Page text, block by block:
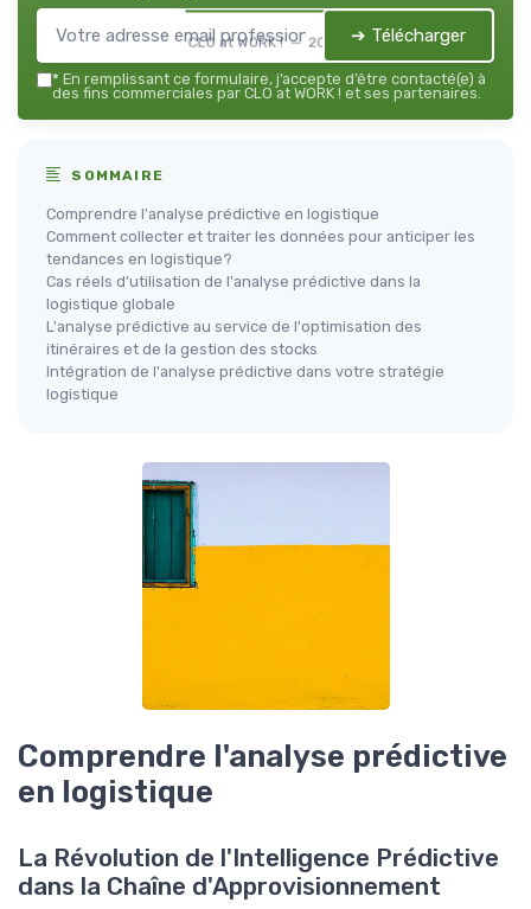
CLO at WORK ! — 2026 ➔ Télécharger
* En remplissant ce formulaire, j’accepte d’être contacté(e) à
des fins commerciales par CLO at WORK ! et ses partenaires.
SOMMAIRE
Comprendre l'analyse prédictive en logistique
Comment collecter et traiter les données pour anticiper les
tendances en logistique?
Cas réels d'utilisation de l'analyse prédictive dans la
logistique globale
L'analyse prédictive au service de l'optimisation des
itinéraires et de la gestion des stocks
Intégration de l'analyse prédictive dans votre stratégie
logistique
Comprendre l'analyse prédictive
en logistique
La Révolution de l'Intelligence Prédictive
dans la Chaîne d'Approvisionnement